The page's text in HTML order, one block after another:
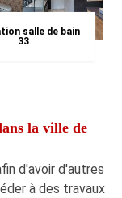
salle de bain
33
la ville de
d'avoir d'autres
à des travaux